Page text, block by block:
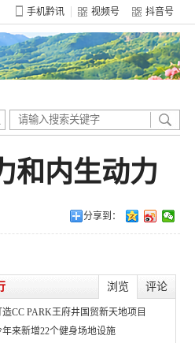
手机黔讯 视频号 抖音号
和内生动力
分享到：
浏览 评论
CC PARK王府井国贸新天地项目
年来新增22个健身场地设施